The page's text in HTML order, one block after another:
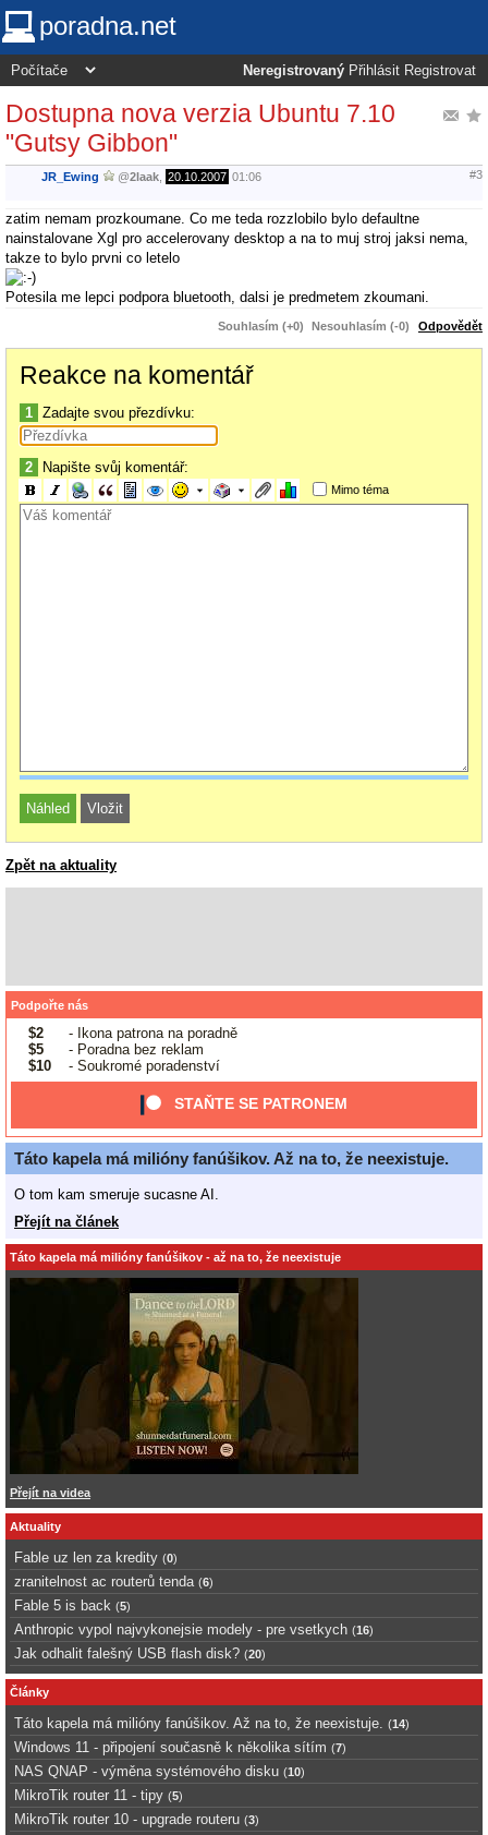
poradna.net
Neregistrovaný Přihlásit Registrovat
Dostupna nova verzia Ubuntu 7.10
"Gutsy Gibbon"
JR_Ewing @2laak 20.10.2007 01:06 #3
zatim nemam prozkoumane. Co me teda rozzlobilo bylo defaultne
nainstalovane Xgl pro accelerovany desktop a na to muj stroj jaksi nema,
takze to bylo prvni co letelo
Potesila me lepci podpora bluetooth, dalsi je predmetem zkoumani.
Souhlasím (+0) Nesouhlasím (-0) Odpovědět
Reakce na komentář
1 Zadajte svou přezdívku:
2 Napište svůj komentář:
Mimo téma
Zpět na aktuality
Podpořte nás
$2
- Ikona patrona na poradně
$5
- Poradna bez reklam
$10
- Soukromé poradenství
STAŇTE SE PATRONEM
Táto kapela má milióny fanúšikov. Až na to, že neexistuje.
O tom kam smeruje sucasne AI.
Přejít na článek
Táto kapela má milióny fanúšikov - až na to, že neexistuje
Přejít na videa
Aktuality
Fable uz len za kredity (0)
zranitelnost ac routerů tenda (6)
Fable 5 is back (5)
Anthropic vypol najvykonejsie modely - pre vsetkych (16)
Jak odhalit falešný USB flash disk? (20)
Články
Táto kapela má milióny fanúšikov. Až na to, že neexistuje. (14)
Windows 11 - připojení současně k několika sítím (7)
NAS QNAP - výměna systémového disku (10)
MikroTik router 11 - tipy (5)
MikroTik router 10 - upgrade routeru (3)